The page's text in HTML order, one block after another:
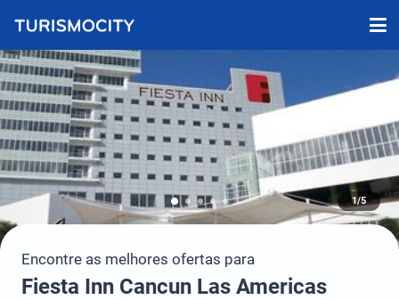
1/5
Encontre as melhores ofertas para
Fiesta Inn Cancun Las Americas